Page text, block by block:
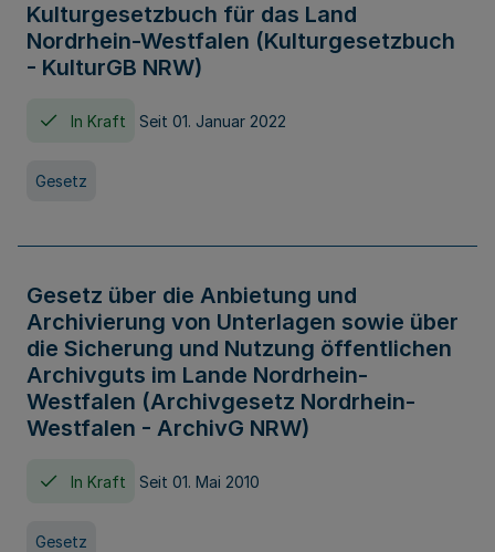
Kulturgesetzbuch für das Land
Nordrhein-Westfalen (Kulturgesetzbuch
- KulturGB NRW)
In Kraft Seit 01. Januar 2022
Gesetz
Gesetz über die Anbietung und
Archivierung von Unterlagen sowie über
die Sicherung und Nutzung öffentlichen
Archivguts im Lande Nordrhein-
Westfalen (Archivgesetz Nordrhein-
Westfalen - ArchivG NRW)
In Kraft Seit 01. Mai 2010
Gesetz